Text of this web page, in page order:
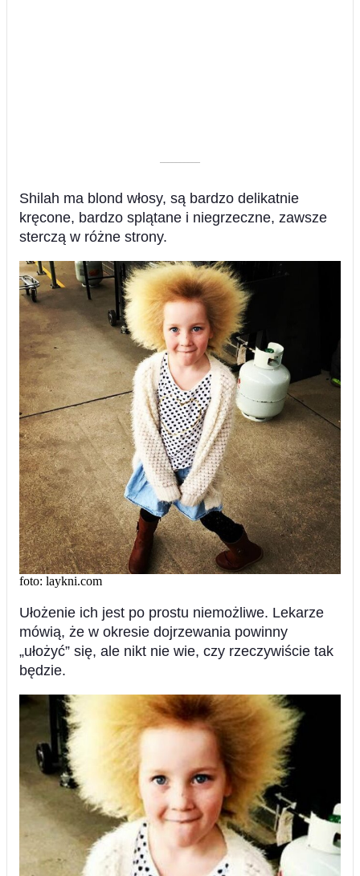
––––––––––
Shilah ma blond włosy, są bardzo delikatnie
kręcone, bardzo splątane i niegrzeczne, zawsze
sterczą w różne strony.
foto: laykni.com
Ułożenie ich jest po prostu niemożliwe. Lekarze
mówią, że w okresie dojrzewania powinny
„ułożyć” się, ale nikt nie wie, czy rzeczywiście tak
będzie.